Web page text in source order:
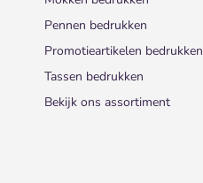
Pennen bedrukken
Promotieartikelen bedrukken
Tassen bedrukken
Bekijk ons assortiment